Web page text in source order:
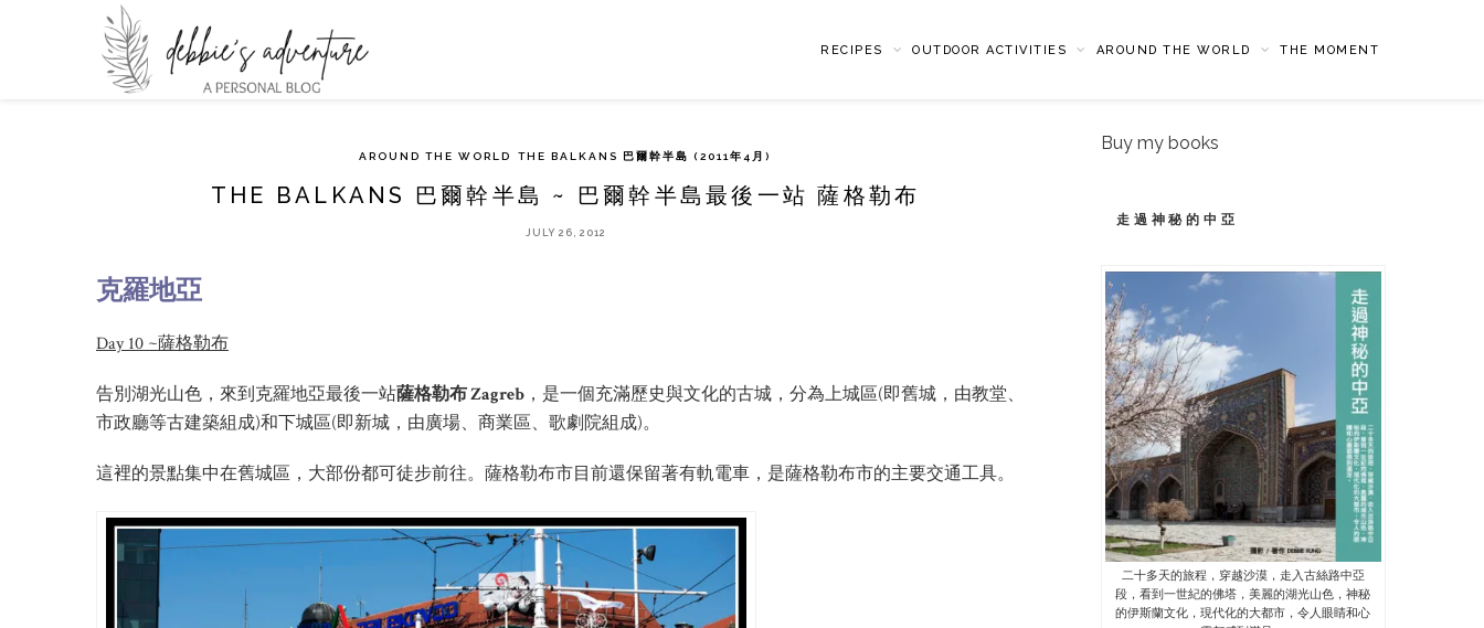
RECIPES OUTDOOR ACTIVITIES AROUND THE WORLD THE MOMENT
AROUND THE WORLD THE BALKANS 巴爾幹半島 (2011年4月)
THE BALKANS 巴爾幹半島 ~ 巴爾幹半島最後一站 薩格勒布
JULY 26, 2012
克羅地亞
Day 10 ~薩格勒布
告別湖光山色，來到克羅地亞最後一站薩格勒布 Zagreb ，是一個充滿歷史與文化的古城，分為上城區(即舊城，由教堂、
市政廳等古建築組成)和下城區(即新城，由廣場、商業區、歌劇院組成)。
這裡的景點集中在舊城區，大部份都可徒步前往。薩格勒布市目前還保留著有軌電車，是薩格勒布市的主要交通工具。
Buy my books
走過神秘的中亞
二十多天的旅程，穿越沙漠，走入古絲路中亞
段，看到一世紀的佛塔，美麗的湖光山色，神秘
的伊斯蘭文化，現代化的大都市，令人眼睛和心